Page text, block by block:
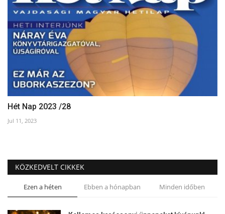
Hét Nap 2023 /28
Jul 11, 2023
KÖZKEDVELT CIKKEK
Ezen a héten Ebben a hónapban Minden időben